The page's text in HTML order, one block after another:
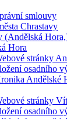
smlouvy
Chrastavy
(Andělská
Hora
stránky
osadního
Andělské
stránky
osadního